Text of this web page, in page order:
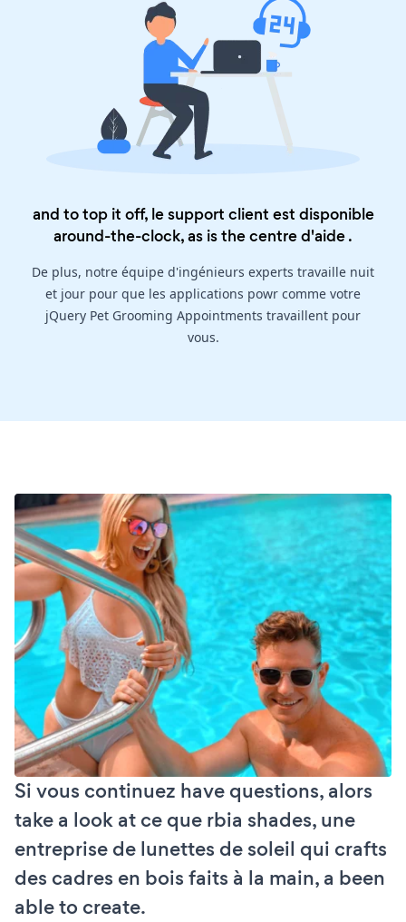
and to top it off, le support client est disponible
around-the-clock, as is thecentre d'aide.
De plus, notre équipe d'ingénieurs experts travaille nuit
et jour pour que les applications powr comme votre
jQuery Pet Grooming Appointments travaillent pour
vous.
Si vous continuez have questions, alors
take a look at ce que rbia shades, une
entreprise de lunettes de soleil qui crafts
des cadres en bois faits à la main, a been
able to create.